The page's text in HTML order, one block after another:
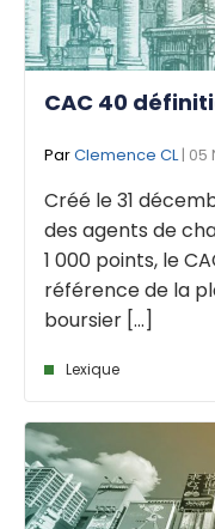
CAC 40
ParClemence CL| 05
Créé le 31
des agents de
1 000 points, le
référence de la
boursier [...]
Lexique